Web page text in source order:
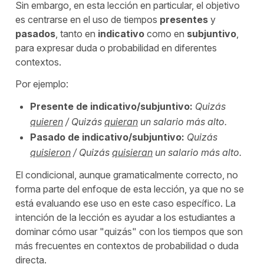
Sin embargo, en esta lección en particular, el objetivo
es centrarse en el uso de tiempos presentes y
pasados , tanto en indicativo como en subjuntivo
para expresar duda o probabilidad en diferentes
contextos.
Por ejemplo:
Presente de indicativo/subjuntivo: Quizás
quieren / Quizás quieran un salario más alto.
Pasado de indicativo/subjuntivo: Quizás
quisieron / Quizás quisieran un salario más alto.
El condicional, aunque gramaticalmente correcto, no
forma parte del enfoque de esta lección, ya que no se
está evaluando ese uso en este caso específico. La
intención de la lección es ayudar a los estudiantes a
dominar cómo usar "quizás" con los tiempos que son
más frecuentes en contextos de probabilidad o duda
directa.